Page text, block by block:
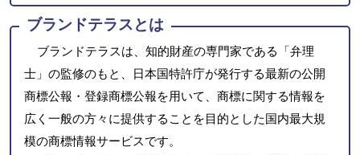
ブランドテラスとは
ブランドテラスは、知的財産の専門家である「弁理
士」の監修のもと、日本国特許庁が発行する最新の公開
商標公報・登録商標公報を用いて、商標に関する情報を
広く一般の方々に提供することを目的とした国内最大規
模の商標情報サービスです。